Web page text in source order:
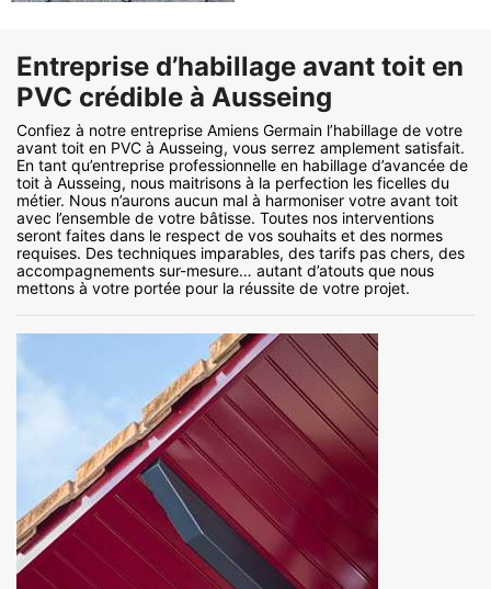
Entreprise d’habillage avant toit en
PVC crédible à Ausseing
Confiez à notre entreprise Amiens Germain l’habillage de votre
avant toit en PVC à Ausseing, vous serrez amplement satisfait.
En tant qu’entreprise professionnelle en habillage d’avancée de
toit à Ausseing, nous maitrisons à la perfection les ficelles du
métier. Nous n’aurons aucun mal à harmoniser votre avant toit
avec l’ensemble de votre bâtisse. Toutes nos interventions
seront faites dans le respect de vos souhaits et des normes
requises. Des techniques imparables, des tarifs pas chers, des
accompagnements sur-mesure… autant d’atouts que nous
mettons à votre portée pour la réussite de votre projet.